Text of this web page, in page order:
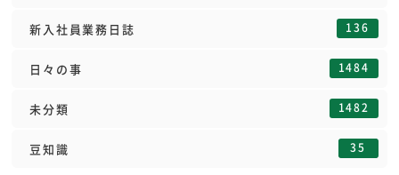
新入社員業務日誌 136
日々の事 1484
未分類 1482
豆知識 35